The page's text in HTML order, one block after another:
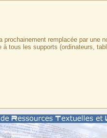
remplacée par une
tous les supports (ordinateurs,